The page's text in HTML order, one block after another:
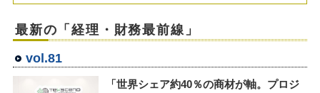
最新の「経理・財務最前線」
vol.81
「世界シェア約40％の商材が軸。プロジ